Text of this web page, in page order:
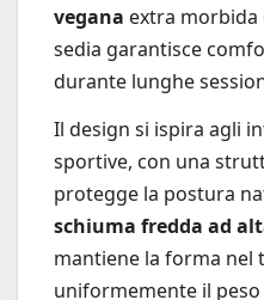
vegana extra morbida
sedia garantisce
durante lunghe
Il design si ispira agli
sportive, con una
protegge la postura
schiuma fredda ad
mantiene la forma nel
uniformemente il